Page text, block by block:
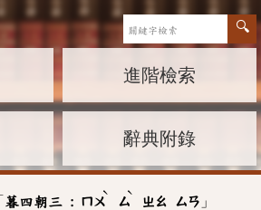
進階檢索
辭典附錄
暮四朝三 : ㄇㄨ
ˋ
ㄙ
ˋ
ㄓㄠ ㄙㄢ 」